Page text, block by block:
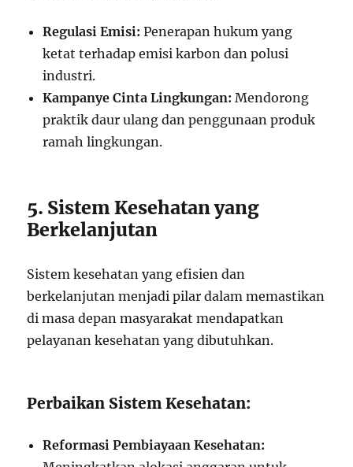
Regulasi Emisi: Penerapan hukum yang
ketat terhadap emisi karbon dan polusi
industri.
Kampanye Cinta Lingkungan: Mendorong
praktik daur ulang dan penggunaan produk
ramah lingkungan.
5. Sistem Kesehatan yang
Berkelanjutan
Sistem kesehatan yang efisien dan
berkelanjutan menjadi pilar dalam memastikan
di masa depan masyarakat mendapatkan
pelayanan kesehatan yang dibutuhkan.
Perbaikan Sistem Kesehatan:
Reformasi Pembiayaan Kesehatan: